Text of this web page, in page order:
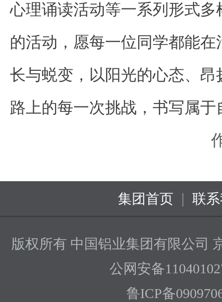
心理诵读活动等一系列形式
的活动，愿每一位同学都能
长与蜕变，以阳光的心态、
路上的每一次挑战，书写属
集团首页 | 联
版权所有 中国铝业集团有限公司
公网安备
鲁ICP备